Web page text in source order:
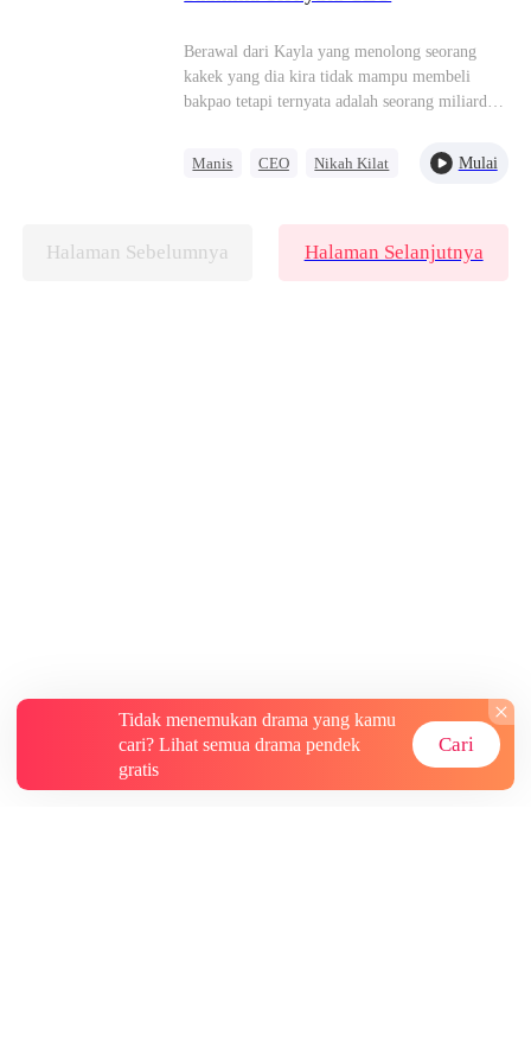
menghancurkan siapa pun demi istri dan
lebih bahagia sebagai seorang ibu.
Berawal dari Kayla yang menolong seorang
kakek yang dia kira tidak mampu membeli
bakpao tetapi ternyata adalah seorang miliarde,
pertemuan Kayla dengan cucunya dan memaksa
cucunya, Yoga Utomo untuk menikahinya.
Manis CEO
Nikah Kilat
Mulai
Halaman Sebelumnya Halaman Selanjutnya
Tidak menemukan drama yang kamu
cari? Lihat semua drama pendek
gratis
Cari